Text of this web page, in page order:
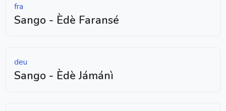
fra
Sango - Èdè Faransé
deu
Sango - Èdè Jámánì